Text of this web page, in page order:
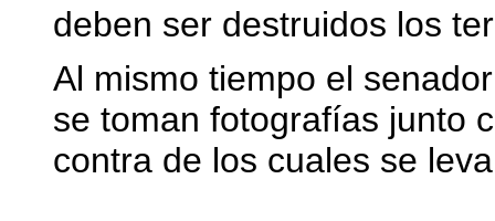
deben ser destruidos los
Al mismo tiempo el
se toman fotografías junto
contra de los cuales se